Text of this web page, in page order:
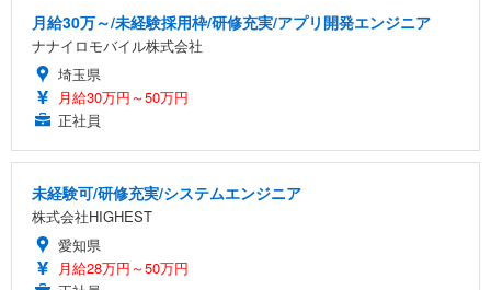
月給30万～/未経験採用枠/研修充実/アプリ開発エンジニア
ナナイロモバイル株式会社
埼玉県
月給30万円～50万円
正社員
未経験可/研修充実/システムエンジニア
株式会社HIGHEST
愛知県
月給28万円～50万円